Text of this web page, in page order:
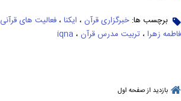
برچسب ها: خبرگزاری قرآن ، ایکنا ، فعالیت های قرآنی
فاطمه زهرا ، تربیت مدرس قرآن ، iqna
بازدید از صفحه اول